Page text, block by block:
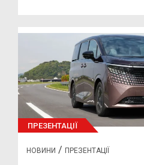
ПРЕЗЕНТАЦІЇ
НОВИНИ / ПРЕЗЕНТАЦІЇ